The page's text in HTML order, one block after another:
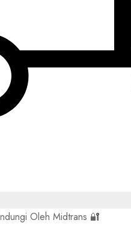
Oleh Midtrans 🔐